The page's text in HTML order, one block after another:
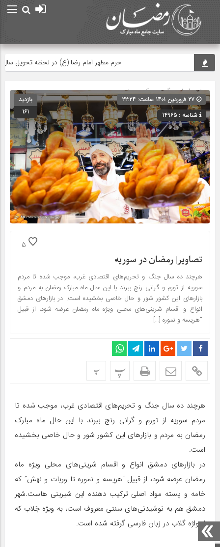
حرم مطهر امام رضا (ع) در لحظه تحویل سال
صفحه اصلی» گروه »عکس رمضان
شناسه : 14965
بازدید
161
5
تصاویر| رمضان در سوریه
هرچند ده سال جنگ و تحریم‌های اقتصادی غرب، موجب شده تا مردم
سوریه از تورم و گرانی رنج ببرند با این حال ماه مبارک رمضان به مردم و
بازار‌های این کشور شور و حال خاصی بخشیده است. در بازار‌های دمشق
انواع و اقسام شرینی‌های محلی ویژه ماه رمضان عرضه شود، از قبیل
“هریسه و نموره […]
پ پ
هرچند ده سال جنگ و تحریم‌های اقتصادی غرب، موجب شده تا
مردم سوریه از تورم و گرانی رنج ببرند با این حال ماه مبارک
رمضان به مردم و بازار‌های این کشور شور و حال خاصی بخشیده
است.
در بازار‌های دمشق انواع و اقسام شرینی‌های محلی ویژه ماه
رمضان عرضه شود، از قبیل “هریسه و نموره تا وربات و نهش” که
خامه و پسته مواد اصلی ترکیب دهنده این شیرینی هاست.شهر
دمشق هم به نوشیدنی‌های سنتی معروف است، به ویژه جَلاب که
از واژه گلاب در زبان فارسی گرفته شده است.